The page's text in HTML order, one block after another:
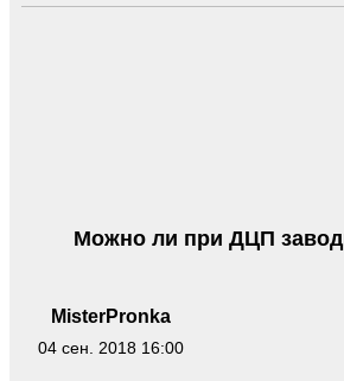
MisterPronka
04 сен. 2018 16:00
Можно ли при ДЦП